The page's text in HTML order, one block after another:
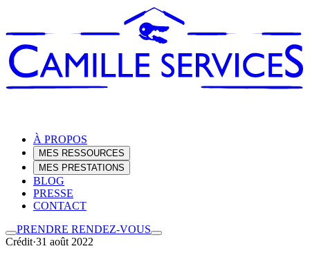
À PROPOS
MES RESSOURCES
MES PRESTATIONS
BLOG
PRESSE
CONTACT
PRENDRE RENDEZ-VOUS
Crédit·31 août 2022